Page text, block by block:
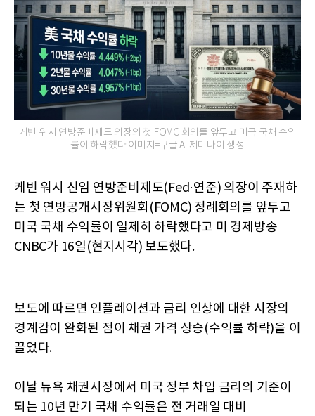
케빈 워시 연방준비제도 의장의 첫 FOMC 회의를 앞두고 미국 국채 수익
률이 하락했다.이미지=구글 AI 제미나이 생성
케빈 워시 신임 연방준비제도(Fed·연준) 의장이 주재하
는 첫 연방공개시장위원회(FOMC) 정례회의를 앞두고
미국 국채 수익률이 일제히 하락했다고 미 경제방송
CNBC가 16일(현지시각) 보도했다.
보도에 따르면 인플레이션과 금리 인상에 대한 시장의
경계감이 완화된 점이 채권 가격 상승(수익률 하락)을 이
끌었다.
이날 뉴욕 채권시장에서 미국 정부 차입 금리의 기준이
되는 10년 만기 국채 수익률은 전 거래일 대비